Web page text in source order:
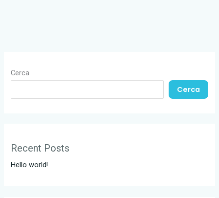
Cerca
Cerca
Recent Posts
Hello world!